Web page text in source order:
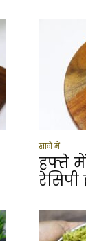
खाने में
हफ्ते में
रेसिपी